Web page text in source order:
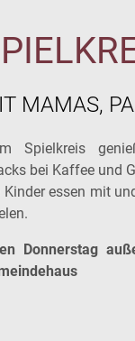
MAMAS,
Spielkreis
bei Kaffee und
Kinder essen mit
Donnerstag